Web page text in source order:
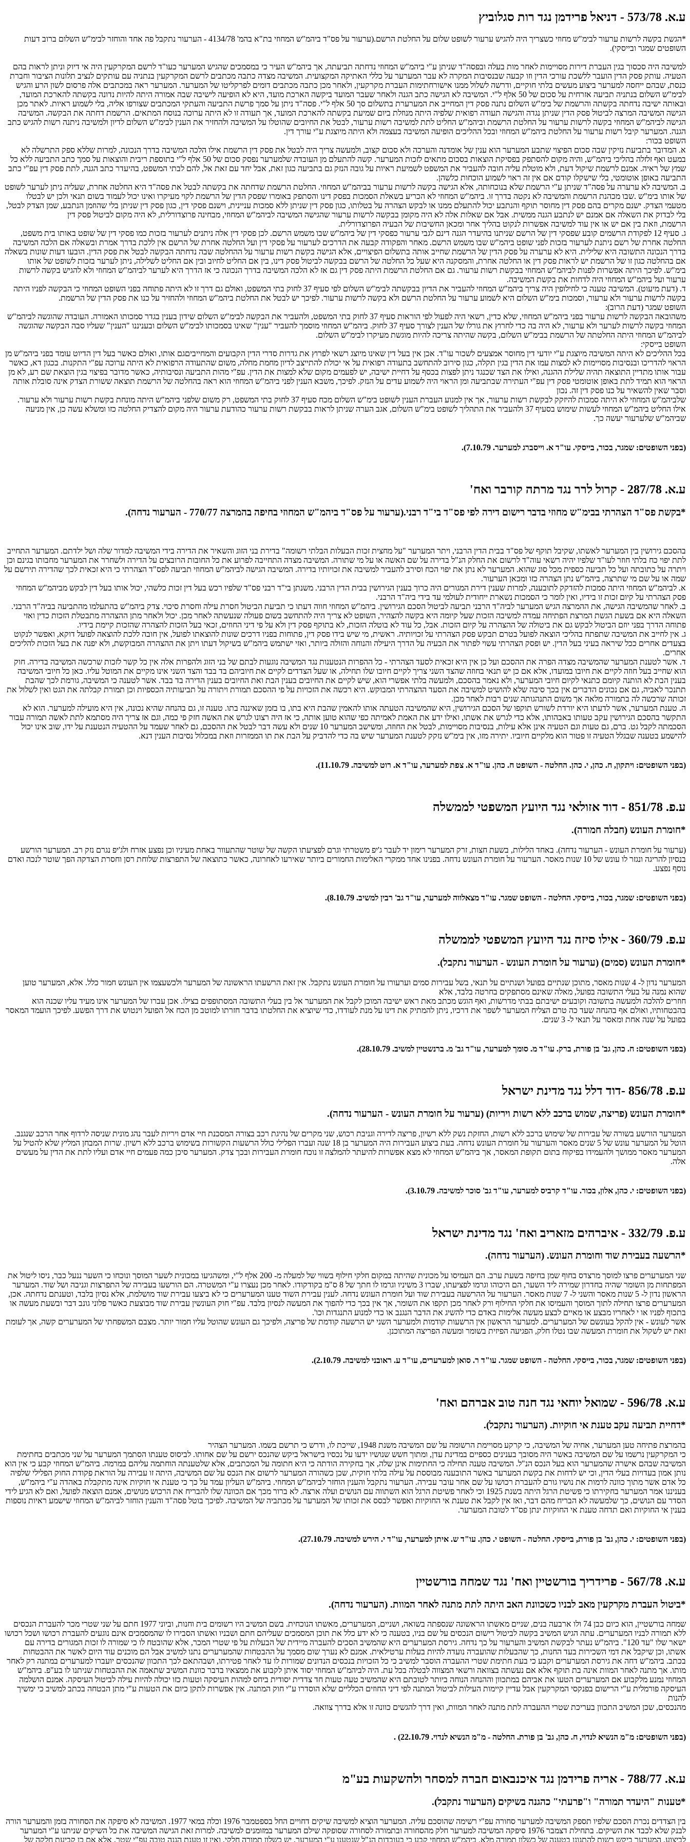
ע.א. 573/78 - דניאל פרידמן נגד רות סגלוביץ
*הגשת בקשה לרשות ערעור לבימ"ש מחוזי כשצריך היה להגיש ערעור לשופט שלום על החלטת הרשם.(ערעור על פס"ד ביהמ"ש המחוזי בת"א בהמ' 4134/78 - הערעור נתקבל פה אחד והוחזר לבימ"ש השלום ברוב דעות
השופטים שמגר ובייסקי).
למשיבה היה סכסוך בגין העברת דירות מסויימות לאחר מות בעלה ובפסה"ד שניתן ע"י ביהמ"ש המחוזי נדחתה תביעתה, אך ביהמ"ש העיר כי במסמכים שהגיש המערער כעו"ד לרשם המקרקעין היה אי דיוק וניתן לראות בהם
הטעיה. עותק פסק הדין הועבר ללשכת עורכי הדין וזו קבעה שבנסיבות המקרה לא עבר המערער על כללי האתיקה המקצועית. המשיבה מצדה כתבה מכתבים לרשם המקרקעין בנתניה עם עותקים לנציב תלונות הציבור וחברת
כנסת, שבהם ייחסה למערער ביצוע מעשים בלתי חוקיים, ודרשה לשלול ממנו אישורחתימות העברת מקרקעין, ולאחר מכן כתבה מכתבים דומים לפרקליטו של המערער. המערער ראה במכתבים אלה פרסום לשון הרע והגיש
לבימ"ש השלום בנתניה תביעה אזרחית על סכום של 50 אלף ל"י. המשיבה לא הגישה כתב הגנה ולאחר שעבר המועד ביקשה הארכת מועד, היא לא הופיעה לישיבה שבה אמורה היתה להיות נדונה בקשתה להארכת המועד,
ובאותה ישיבה נדחתה בקשתה והרשמת של בימ"ש השלום נתנה פסק דין המחייב את המערערת בתשלום סך 50 אלף ל"י. פסה"ד ניתן על סמך פרשת התביעה והעתקי המכתבים שצורפו אליה, בלי לשמוע ראיות. לאתר מכן
הגישה המשיבה המרצה לביטול פסק הדין שניתן נגדה והגישה תעודה רפואית שלפיה היתה מנוזלת ביום שמיעת בקשתה להארכת המועד, אך תעודה זו לא היתה ערוכה בנוסח המתאים. הרשמת דחתה את הבקשה. המשיבה
הגישה לביהמ"ש המחוזי בקשה לרשות ערעור על החלטת הרשמת וביהמ"ש החליט לתת למשיבה רשות ערעור, לבטל את החיובים שהוטלו על המשיבה ולהחזיר את הענין לבימ"ש השלום לדיון ולמשיבה ניתנה רשות להגיש כתב
הגנה. המערער קיבל רשות ערעור על החלטת ביהמ"ש המחוזי ובכל ההליכים הופיעה המשיבה בעצמה ולא היתה מיוצגת ע"י עורך דין.
השופט בכור:
א. המדובר בתביעת נזיקין שבה סכום הפיצוי שתבע המערער הוא ענין של אומדנה והערכה ולא סכום קצוב, ולמעשה צריך היה לבטל את פסק דין הרשמת אילו הלכה המשיבה בדרך הנכונה, למרות שללא ספק התרשלה לא
במעט ואף זלזלה בהליכי ביהמ"ש, והיה מקום להסתפק בפסיקת הוצאות בסכום מתאים לזכות המערער. קשה להתעלם מן העובדה שלמערער נפסק סכום של 50 אלף ל"י בתוספת ריבית והוצאות על סמך כתב התביעה ללא כל
שמץ של ראיה. אמנם לרשמת שיקול דעת, ולא מוטלת עליה חובה להעביר את המשפט לשמיעת ראיות על גובה הנזק גם בתביעה כגון זאת, אבל יחד עם זאת אל, להם לבתי המשפט, בהיעדר כתב הגנה, לתת פסק דין עפ"י כתב
התביעה באופן אוטומטי, בלי שישקלו קודם אם אין זה ראוי לשמוע הוכחות כלשהן.
ב. המשיבה לא ערערה על פסה"ד שניתן ע"י הרשמת שלא בנוכחותה, אלא הגישה בקשה לרשות ערעור בביהמ"ש המחוזי. החלטת הרשמת שדחתה את בקשתה לבטל את פסה"ד היא החלטה אחרת, שעליה ניתן לערער לשופט
של אותו בימ"ש .שבו מכהנת הרשמת והמשיבה לא נקטה בדרך זו. ביהמ"ש המחוזי לא הכריע בשאלת הסמכות בפסק דינו והסתפק באומרו שפסק הדין של הרשמת לקוי מעיקרו ואינו יכול לעמוד בשום תנאי ולכן יש לבטלו
מטעמי הצדק. ישנם מקרים בהם פסק דין מחוסר תוקף והנתבע יכול להתעלם ממנו או לבקש הצהרה על בטלותו, כגון פסק דין שניתן ללא סמכות עניינית, וישנם פסקי דין, כגון פסק דין שניתן בלי שהוזמן הנתבע, שמן הצדק לבטל,
בלי לבדוק את השאלה אם אמנם יש לנתבע הגנה ממשית. אבל אם שאלות אלה לא היה מקומן בבקשה לרשות ערעור שהגישה המשיבה לביהמ"ש המחוזי, מבחינה פרוצדורלית, לא היה מקום לביטול פסק דין
הרשמת, וזאת בין אם יש או אין עוד למשיבה אפשרות לנקוט בהליך אחר ומכאן החשיבות של הבעיה הפרוצדורלית.
ג. סעיף 12 לפקודת הרשמים קובע שפסקי דין של הרשם שניתנו בהיעדר הגנה דינם לגבי ערעור כפסקי דין של ביהמ"ש שבו משמש הרשם. לכן פסקי דין אלה ניתנים לערעור בזכות כמו פסקי דין של שופט באותו בית משפט,
החלטה אחרת של רשם ניתנת לערעור בזכות לפני שופט ביהמ"ש שבו משמש הרשם. מאחר והפקודה קבעה את הדרכים לערעור על פסקי דין ועל החלטה אחרת של הרשם אין ללכת בדרך אמרת ובשאלה אם הלכה המשיבה
בדרך הנכונה התשובה היא שלילית. היא לא ערערה על פסק הדין של הרשמת שחייב אותה בתשלום הפיצויים, אלא הגישה בקשת רשות ערעור על ההחלטה שבה נדחתה הבקשה לבטל את פסק הדין. הובעו דעות שונות בשאלה
אם בהחלטה כגון זו של הרשמת יש לראות פסק דין או החלטה אחרת, והמסקנה היא שעל כל החלטה של הרשם בבקשה לביטול פסק דינו, בין אם החליט לחיוב ובין אם החליט לשלילה, ניתן לערער בזכות לשופט של אותו
בימ"ש. לפיכך היתה אפשרות לפנות לביהמ"ש המחוזי בבקשת רשות ערעור. גם אם החלטת הרשמת היתה פסק דין גם אז לא הלכה המשיבה בדרך הנכונה כי אז הדרך היא לערער לביהמ"ש המחוזי ולא להגיש בקשה לרשות
ערעור ועל ביהמ"ש המחוזי היה לדחות את בקשת המשיבה.
ד. (דעת מיעוט). המשיבה טענה כי לחילופין היה צריך ביהמ"ש המחוזי להעביר את הדיון בבקשתה לבימ"ש השלום לפי סעיף 37 לחוק בתי המשפט, ואולם גם דרך זו לא היתה פתוחה בפני השופט המחוזי כי הבקשה לפניו היתה
בקשה לרשות ערעור ולא ערעור, וסמכות בימ"ש השלום היא לשמוע ערעור על החלטת הרשם ולא בקשה לרשות ערעור. לפיכך יש לבטל את החלטת ביהמ"ש המחוזי ולהחזיר על כנו את פסק הדין של הרשמת.
השופט שמגר (דעת הרוב):
משהובאה הבקשה לרשות ערעור בפני ביהמ"ש המחוזי, שלא כדין, רשאי היה לפעול לפי הוראות סעיף 37 לחוק בתי המשפט, ולהעביר את הבקשה לבימ"ש השלום שידון בענין בגדר סמכותו האמורה. העובדה שהוגשה לביהמ"ש
המחוזי בקשה לרשות לערער ולא ערעור, לא היה בה כדי לחרוץ את גורלו של הענין לצורך סעיף 37 לחוק. ביהמ"ש המחוזי מוסמך להעביר "ענין" שאינו בסמכותו לבימ"ש השלום ובעניננו "הענין" שעליו סבה הבקשה שהוגשה
לביהמ"ש המחוזי היתה החלטתה של הרשמת בבימ"ש השלום, בקשה שהיתה צריכה להיות מוגשת מעיקרו לבימ"ש השלום.
השופט בייסקי:
בכל ההליכים לא היתה המשיבה מיוצגת ע"י יודעי דין מחוסר אמצעים לשכור עו"ד. אכן אין בעל דין שאינו מיוצג רשאי לפרוץ את גדרות סדרי הדין הקבועים והמחייביםגם אותו, ואולם כאשר בעל דין הדיוט עומד בפני ביהמ"ש מן
הראוי להדריכו ובנסיבות מסויימות לא למצות עמו את הדין בגין תקלה, כגון סירוב להתחשב בתעודה רפואית על אי יכולת להתייצב לדיון מחמת מחלה, משום שהתעודה הרפואית לא היתה ערוכה עפ"י התקנות. בכגון דא, כאשר
עבור אותו מתדיין התוצאה תהיה שלילת ההגנה, ואילו את הצד שכנגד ניתן לפצות בכסף על דחיית ישיבה, יש לפעמים מקום שלא למצות את הדין. עפ"י מהות התביעה ונסיבותיה, כאשר מדובר בפיצוי בגין הוצאת שם רע, לא מן
הראוי הוא תמיד לתת באופן אוטומטי פסק דין עפ"י העתירה שבתביעה ומן הראוי היה לשמוע עדים על הנזק. לפיכך, משבא הענין לפני ביהמ"ש המחוזי הוא ראה בהחלטה של הרשמת תוצאה ששורת הצדק אינה סובלת אותה
וסבר שאין להשאיר על כנו פסק דין זה. נכון
שלביהמ"ש המחוזי לא היתה סמכות להיזקק לבקשת רשות ערעור, אך אין למנוע העברת הענין לשופט בימ"ש השלום מכח סעיף 37 לחוק בתי המשפט, רק משום שלפני ביהמ"ש היתה מונחת בקשת רשות ערעור ולא ערעור.
אילו החליט ביהמ"ש המחוזי לעשות שימוש בסעיף 37 ולהעביר את התהליך לשופט בימ"ש השלום, אגב הערה שניתן לראות בבקשת רשות ערעור כהודעת ערעור היה מקום להצדיק החלטה כזו ומשלא עשה כן, אין מניעה
שביהמ"ש שלערעור יעשה כך.
(בפני השופטים: שמגר, בכור, בייסקי. עו"ד א. וייסברג למערער. 7.10.79).
ע.א. 287/78 - קרול לרר נגד מרתה קורבר ואח'
*בקשת פס"ד הצהרתי בבימ"ש מחוזי בדבר רישום דירה לפי פס"ד בי"ד רבני.(ערעור על פס"ד ביהמ"ש המחוזי בחיפה בהמרצה 770/77 - הערעור נדחה).
בהסכם גירושין בין המערער לאשתו, שקיבל תוקף של פס"ד בבית הדין הרבני, ויתר המערער "על מחצית זכות הבעלות הבלתי רשומה" בדירת בני הזוג והשאיר את הדירה בידי המשיבה למדור שלה ושל ילדתם. המערער התחייב
לתת יפוי כח בלתי חוזר לעו"ד שלפיו יהיה רשאי עוה"ד לרשום את החלק הנ"ל בדירה על שם האשה או על מי שתורה. המשיבה מצדה התחייבה לפרוע את כל החובות הרובצים על הדירה ולשחרר את המערער מחבותו בגינם וכן
ויתרה על כתובתה ועל כל תביעה כספית מכל סוג שהוא. המערער לא נתן את יפוי הכח וסירב להעביר למשיבה את זכויותיו בדירה. המשיבה הגישה לביהמ"ש המחוזי תביעה לפס"ד הצהרתי כי היא זכאית לכך שהדירה תירשם על
שמה או על שם מי שתרצה, ביהמ"ש נתן הצהרה כזו ומכאן הערעור.
א. לביהמ"ש המחוזי היתה סמכות להזדקק לתובענה, למרות שענין דירת המגורים היה כרוך בענין הגירושין בבית הדין הרבני. משנתן בי"ד רבני פס"ד שלפיו רכש בעל דין זכות כלשהי, יכול אותו בעל דין לבקש מביהמ"ש המחוזי
פסק הצהרתי על קיום זכות זו בידיו, ואין לומר כי הסמכות נשארת ייחודית לעולמי עד בידי ביה"ד הרבני.
ב. לאחר שהמשיבה הגישה, את ההמרצה הגיש המערער לביה"ד הרבני תביעה לביטול הסכם הגירושין. ביהמ"ש המחוזי חווה דעתו כי תביעת הביטול חסרת עילה וחסרת סיכוי. צדק ביהמ"ש בהתעלמו מהתביעה בביה"ד הרבני.
השאלה היא אם בשעת הגשת המרצת הפתיחה עמדה למשיבה הזכות שעל קיומה היא בקשה להצהיר, השופט לא צריך היה להתחשב בשום פעולה שנעשתה לאחר מכן. יכול ולאחר מתן ההצהרה מתבטלת הזכות כדין ואזי
פתוחה הדרך בפני יוזם הביטול לבקש גם את ביטולה של ההצהרה על קיום הזכות. אבל, כל עוד לא בוטלה הזכות, לא בתוקף פסק דין ולא על פי דיני החוזים, זכאי בעל הזכות להצהרה שהזכות קיימת בידיו.
ג. אין לחייב את המשיבה שתפתח בהליכי הוצאה לפועל בטרם תבקש פסק הצהרתי על זכויותיה. ראשית, מי שיש בידו פסק דין, פתוחות בפניו דרכים שונות להוצאתו לפועל, אין חובה ללכת להוצאה לפועל דוקא, ואפשר לנקוט
בצעדים אחרים ככל שיראה בעיני בעל הדין. יש ופסק הצהרתי עשוי לפתור את הבעיה על הדרך היעילה והנוחה והזולה ביותר, ואזי ישתמש ביהמ"ש בשיקול דעתו ויתן את ההצהרה המבוקשת, ולא יפנה את בעל הזכות להליכים
אחרים.
ד. אשר לטענת המערער שהמשיבה מצדה הפרה את ההסכם ועל כן אין היא זכאית לסעד הצהרתי - כל ההפרות הנטענות נגד המשיבה נוגעות לבתם של בני הזוג ולהפרות אלה אין כל קשר לזכות שרכשה המשיבה בדירה. חוק
הוא שחייב בעל חוזה לקיים את חיובו במועדו, אלא אם כן יש תנאי בחוזה שהצד השני צריך לקיים חיובו שלו תחילה, או שעל הצדדים לקיים את חיוביהם בד בבד והצד השני אינו מקיים את המוטל עליו. כאן כל חיובי המשיבה
בענין הבת לא הותנה קיומם כתנאי לקיום חיובי המערער, ולא נאמר בהסכם, ולמעשה בלתי אפשרי הוא, שיש לקיים את החיובים בענין הבת ואת החיובים בענין הדירה בד בבד. אשר לטענה כי המשיבה, גורמת לכך שהבת
תתנכר לאביה, גם אם נכונים הדברים אין בכך סיבה שלא להושיט למשיבה את הסעד ההצהרתי המבוקש. היא רכשה את הזכויות על פי ההסכם תמורת ויתורה על תביעותיה הכספיות וכן תמורת קבלתה את הגט ואין לשלול את
זכותה שרכשה לה בתמורה מלאה אך משום התנהגותה שנים רבות לאחר מכן.
ה. טענת המערער, אשר לדעתו היא יורדת לשורש תוקפו של הסכם הגירושין, היא שהמשיבה הטעתה אותו להאמין שהבת היא בתו, בו בזמן שאיננה בתו. טענה זו, גם בהנחה שהיא נכונה, אין היא מועילה למערער. הוא לא
התקשר בהסכם הגירושין עקב טעותו באבהותו, אלא כדי לגרש את אשתו, ואילו ידע את האמת לאמיתה כפי שהוא טוען אותה, כי אז היה רצונו לגרש את האשה חזק פי כמה, וגם אז צריך היה מסתמא לתת לאשה תמורה עבור
הסכמתה לקבל גט. ברם, גם טעות וגם הטעיה אינן אלא עילות, בנסיבות מסויימות, לבטל את החוזה, ומשישב המערער 10 שנים ולא עשה דבר לבטל את ההסכם, גם לאחר שעמד על ההטעיה הנטענת על ידו, שוב אינו יכול
להישמע בטענה שבגלל הטעיה זו פטור הוא מלקיים חיוביו. יתירה מזו, אין בימ"ש נזקק לטענת המערער שיש בה כדי להדביק על הבת את תו הממזרות וזאת במכלול נסיבות הענין דנא.
(בפני השופטים: ויתקון, ח. כהן, י. כהן. החלטה - השופט ח. כהן. עו"ד א. צפת למערער, עו"ד א. רוט למשיבה. 11.10.79).
ע.פ. 851/78 - דוד אזולאי נגד היועץ המשפטי לממשלה
*חומרת העונש (חבלה חמורה).
(ערעור על חומרת העונש - הערעור נדחה). באחד הלילות, בשעת חצות, זרק המערער רימון יד לעבר ג'יפ משטרתי וגרם לפציעתו הקשה של שוטר שהתעוור באחת מעיניו וכן נפצע אזרח ולג'יפ נגרם נזק רב. המערער הורשע
בנסיון להריגה ונגזר לו עונש של 10 שנות מאסר. הערעור על חומרת העונש נדחה. בפנינו אחד ממקרי האלימות החמורים ביותר שאירעו לאחרונה, כאשר כתוצאה של התפרצות שלוחת רסן וחסרת הצדקה הפך שוטר לנכה ואדם
נוסף נפצע.
(בפני השופטים: שמגר, בכור, בייסקי. החלטה - השופט שמגר. עו"ד מצאלווה למערער, עו"ד גב' רבין למשיב. 8.10.79).
ע.פ. 360/79 - אילו סיזה נגד היועץ המשפטי לממשלה
*חומרת העונש (סמים) (ערעור על חומרת העונש - הערעור נתקבל).
המערער נדון ל- 4 שנות מאסר, מתוכן שנתיים בפועל ושנתיים על תנאי, בשל עבירות סמים וערעורו על חומרת העונש נתקבל. אין זאת הרשעתו הראשונה של המערער ולכשעצמו אין העונש חמור כלל. אלא, המערער טוען
שהוא נמנה על בעלי התשובה בפועל, מאלה שאינם מסתפקים בחרטה בלבד, אלא
חוזרים להלכה ולמעשה בתשובה וקובעים ישיבתם בבתי מדרשות, ואף הוגש מכתב מאת ראש ישיבה המוכן לקבל את המערער אל בין בעלי התשובה המסתופפים בצילו. אכן עברו של המערער אינו מעיד עליו שכנה הוא
בהבטחותיו, ואולם אף בהנחה שעד כה טרם הצליח המערער לשפר את דרכיו, ניתן להמתיק את דינו על מנת לעודדו, כדי שיוציא את החלטתו בדבר חזרתו למוטב מן הכח אל הפועל וינטוש את דרך הפשע. לפיכך הועמד המאסר
בפועל על שנה אחת ומאסר על תנאי ל- 3 שנים.
(בפני השופטים: ח. כהן, גב' בן פורת, ברק. עו"ד מ. סומך למערער, עו"ד גב' מ. ברנשטיין למשיב. 28.10.79).
ע.פ. 856/78 -דוד דלל נגד מדינת ישראל
*חומרת העונש (פריצה, שמוש ברכב ללא רשות ויריות) (ערעור על חומרת העונש - הערעור נדחה).
המערער הורשע בשורה של עבירות של שימוש ברכב ללא רשות, החזקת נשק ללא רשיון, פריצה לדירה וגניבת רכוש, שני מקרים של נהיגת רכב בצורה המסכנת חיי אדם ויריות לעבר נהג מונית שניסה לרדוף אחר הרכב שנגנב.
הוטל על המערער עונש של 5 שנים מאסר והערעור על חומרת העונש נדחה. בעת ביצוע העבירות היה המערער בן 18 שנה ועברו הפלילי כולל הרשעות הקשורות בשימוש ברכב ללא רשיון. שרות המבחן המליץ שלא להטיל על
המערער מאסר ממושך ולהעמידו בפיקוח בתום תקופת המאסר, אך ביהמ"ש המחוזי לא מצא אפשרות להיעתר להמלצה זו נוכח חומרת העבירות ובכך צדק. המערער סיכן כמה פעמים חיי אדם ועליו לתת את הדין על מעשים
אלה.
(בפני השופטים: י. כהן, אלון, בכור. עו"ד קרביס למערער, עו"ד גב' סוכר למשיבה. 3.10.79).
ע.פ. 332/79 - איברהים מזאריב ואח' נגד מדינת ישראל
*הרשעה בעבירת שוד וחומרת העונש. (הערעור נדחה).
שני המערערים פרצו למוסך מרצדס בחוף שמן בחיפה בשעת ערב. הם העמיסו על מכונית שהיתה במקום חלקי חילוף בשווי של למעלה מ- 200 אלף ל"י, ומשהגיעו במכונית לשער המוסך ונוכחו כי השער ננעל כבר, ניסו ליטול את
המפתחות מן השומר שהיה בחדרון שמירה ליד השער, הם היכוהו וגרמו לפציעתו, שברו 3 משיניו וגרמו לו חתך של 8 ס"מ בקודקודו. לאחר מכן נעצרו ע"י המשטרה. הם הורשעו בעבירה של התפרצות וגניבה ושל שוד. המערער
הראשון נדון ל- 5 שנות מאסר והשני ל- 7 שנות מאסר. הערעור על ההרשעה בעבירת שוד ועל חומרת העונש נדחה. לענין עבירת השוד טענו המערערים כי לא ביצעו עבירת שוד מושלמת, אלא נסיון בלבד, וטענתם נדחתה. אכן,
המערערים פרצו תחילה לתוך המוסך והעמיסו את חלקי החילוף ורק לאחר מכן תקפו את השומר, אך אין בכך כדי להפוך את המעשה לנסיון בלבד. עפ"י חוק העונשין עבירת שוד מבוצעת כאשר פלוני גונב דבר ובשעת מעשה או
בתכוף לפניו או י לאחריו מבצע או מאיים לבצע מעשה אלימות באדם כדי להשיג את הדבר הנגנב או כדי למנוע התנגדות וכו'.
אשר לעונש - אין להקל בעונשם של המערערים. למערער הראשון אין הרשעות קודמות ולמערער השני יש הרשעה קודמת של פריצה, ולפיכך גם העונש שהוטל עליו חמור יותר. מצבם המשפחתי של המערערים קשה, אך לעומת
זאת יש לשקול את חומרת המעשה שבו נטלו חלק, הפגיעה הפיזית בשומר ומעשה הפריצה המתוכנן.
(בפני השופטים: שמגר, בכור, בייסקי. החלטה - השופט שמגר. עו"ד ר. סואן למערערים, עו"ד ע. ראובני למשיבה. 2.10.79).
ע.א. 596/78 - שמואל יוחאי נגד חנה טוב אברהם ואח'
*דחיית תביעה עקב טענת אי חוקיות. (הערעור נתקבל).
בהמרצת פתיחה טען המערער, אחיה של המשיבה, כי קרקע מסויימת הרשומה על שם המשיבה משנת 1948, שייכת לו, ודרש כי תרשם בשמו. המערער הצהיר
כי המקרקעין נרשמו על שם המשיבה באשר היה מסובך בענינים כספיים במדינת עדן, ומתוך חשש שנושיו ידעו על נכסיו בישראל ביקש שהנכס ירשם על שם אחותו. לביסוס טענתו הסתמך המערער על שני מכתבים בחתימת
המשיבה שבהם אישרה שהמערער הוא בעל הנכס הנ"ל. המשיבה טענה תחילה כי החתימות אינן שלה, אך בחקירה הודתה כי היא חתומה על המכתבים, אלא שלטענתה הוחתמה עליהם במרמה. ביהמ"ש המחוזי קבע כי אין הוא
נותן אמון בעדויות בעלי הדין, וכי יש לדחות את בקשת המערער באשר התובענה מבוססת על עילה בלתי חוקית, שכן כשהורה המערער לרשום את הנכס על שם המשיבה, היתה זו עבירה על הוראת פקודת החוק הפלילי שלפיה
כל אדם אשר מתוך כוונה לרמות את נושיו גורם להעברת רכושו על שם אחר עובר עבירה. הערעור נתקבל והענין הוחזר לביהמ"ש המחוזי. ביהמ"ש העליון עמד על כך כי טענת אי חוקיות אינה מתקבלת באהדה ע"י ביהמ"ש,
בעניננו אמר המערער בחקירתו כי פשיטת הרגל היתה בשנת 1925 וכי לאחר פשיטת הרגל הוא השתווה עם הנושים ועלה ארצה. לא ברור מכך אם הכוונה שלו להבריח את הרכוש מנושים, אמנם הוצאה לפועל, ואם לא הגיע לידי
הסדר עם הנושים, כך שלמעשה לא הבריח מהם דבר, ואז אין לקבל את טענת אי החוקיות ואפשר לבסס את זכותו של המערער על מכתביה של המשיבה. לפיכך בוטל פסה"ד והענין הוחזר לביהמ"ש המחוזי שישמע ראיות נוספות
בענין אי החוקיות ואם תדחה טענת אי החוקיות ינתן פס"ד לטובת המערער.
(בפני השופטים: י. כהן, גב' בן פורת, בייסקי. החלטה - השופט י. כהן. עו"ד ש. איתן למערער, עו"ד י. הירש למשיבה. 27.10.79).
ע.א. 567/78 - פרידריך בורשטיין ואח' נגד שמחה בורשטיין
*ביטול העברת מקרקעין מאב לבניו כשכוונת האב היתה לתת מתנה לאחר המוות. (הערעור נדחה).
שמחה בורשטיין, הוא כיום כבן 74 ולו ארבעה בנים, שניים מאשתו הראשונה שנספתה בשואה, ושניים, המערערים, מאשתו הנוכחית. בשם המשיב היו רשומים בית וחנות, וביוני 1977 חתם על שני שטרי מכר להעברת הנכסים
ללא תמורה לבניו המערערים. עתה הגיש המשיב בקשה לביטול רישום הנכסים על שם בניו, בטענה כי לא ידע כלל את תוכן המסמכים שעליהם חתם ושבניו ואשתו הסבירו לו שהמסמכים אינם נוגעים להעברת רכושו ושכל רכושו
ישאר שלו "עד 120". ביהמ"ש נעתר לבקשת המשיב והערעור על כך נדחה. גירסת המערערים היא שהמשיב הסכים להעברה מיידית של הבעלות על פי שטרי המכר, אלא שהובטח לו כי שמורה לו זכות המגורים בדירה עם
אשתו, וכן שיקבל את דמי השכירות בעד החנות, כך שהבעלות שהועברה נועדה להיות בעלות ערטילאית. אמנם לא נערך שום מסמך על ההבטחות שהמערערים נתנו למשיב אבל הם מוכנים עוד היום לאשר את ההבטחות
בכתב. ביהמ"ש דחה את גירסת המערערים וקבע כי בעת חתימת שטרי ההעברה הוסבר למשיב כי כל הזכויות בנכסים הנדונים שמורות לו עד לאחר פטירתו, ושבהתאם לכך התכוון שהנכסים יועברו למערערים במתנה רק לאחר
מותו. אך מתנה לאחר המוות אינה בת תוקף אלא אם נעשתה בצוואה ורשאי המצווה לבטלה בכל עת. היה לביהמ"ש המחוזי יסוד איתן לקבוע את ממצאיו בדבר כוונת המשיב שתאמה את ההבטחות שניתנו לו בע"פ. ביהמ"ש
המחוזי נמנע מלקבוע אם המערערים הטעו את אביהם במתכוון וההנחה הנוחה ביותר לטובתם היא שהמשיב טעה טעות חד צדדית יסודית ביחס למהות העיסקה וטעות כזו יכולה להיות עילה לביטול העיסקה. אמנם הושלמה
העיסקה פורמלית ע"י הרישום בפנקסי המקרקעין אבל עדיין קיימות העילות לביטול המתנה לפי דיני החוזים הכלליים שלא הוסדרו ע"י חוק המתנה. אין אפשרות לתקן כיום את הטעות ע"י מתן הבטחה בכתב למשיב כי ימשיך
להנות
מהנכסים, שכן המשיב התכוון בעריכת שטרי ההעברה לתת מתנה לאחר המוות, ואין דרך להגשים כוונה זו אלא בדרך צוואה.
(בפני השופטים: מ"מ הנשיא לנדוי, ח. כהן, גב' בן פורת. החלטה - מ"מ הנשיא לנדוי. 22.10.79) .
ע.א. 788/77 - אריה פרידמן נגד איכנבאום חברה למסחר ולהשקעות בע"מ
*טענות "היעדר תמורה" ו"פרעתי" כהגנה בשיקים (הערעור נתקבל).
בין הצדדים נכרת הסכם שלפיו תספק המשיבה למערער סחורה עפ"י רשימה שהוסכם עליה. המערער הוציא למשיבה שיקים דחויים החל בספטמבר 1976 וכלה במאי 1977. המשיבה לא סיפקה את הסחורה בזמן והמערער הורה
לבנק שלא לכבד את השיקים. בתחילת דצמבר 1976 סיפקה המשיבה למערער חלק מהסחורה ובתמורה לסחורה שסופקה שילם המערער במזומנים למשיבה. למרות זאת הגישה המשיבה את כל השיקים שניתנו ע"י המערער
לביצוע. המערער ביקש רשות להתגונן בטענה של כשלון תמורה מלא. ביהמ"ש המחוזי קבע כי בעובדות הנ"ל שנטענו ע"י המערער, יש כשלון תמורה חלקי, ואין זו טענת הגנה טובה עפ"י שטר, אלא אם כן קביעת חלקה של